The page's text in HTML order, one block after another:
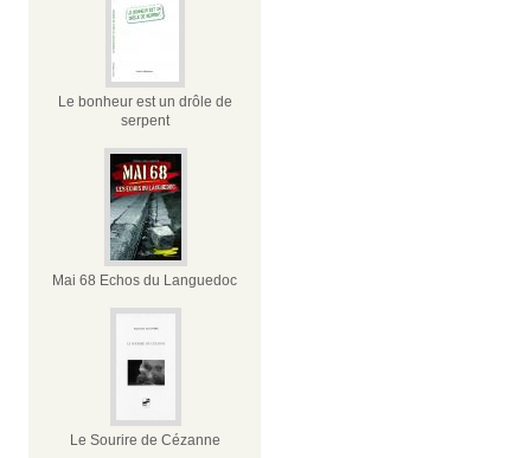
Le bonheur est un drôle de
serpent
Mai 68 Echos du Languedoc
Le Sourire de Cézanne